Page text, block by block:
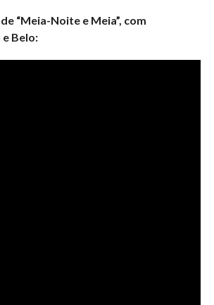
“Meia-Noite e Meia”, com
Belo: